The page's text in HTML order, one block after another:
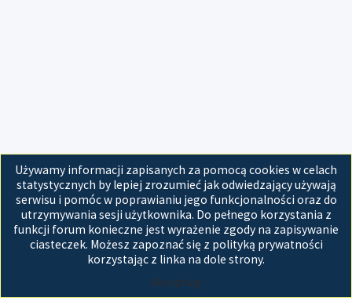
Używamy informacji zapisanych za pomocą cookies w celach
statystycznych by lepiej zrozumieć jak odwiedzający używają
serwisu i pomóc w poprawianiu jego funkcjonalności oraz do
utrzymywania sesji użytkownika. Do pełnego korzystania z
funkcji forum konieczne jest wyrażenie zgody na zapisywanie
ciasteczek. Możesz zapoznać się z polityką prywatności
korzystając z linka na dole strony.
Akceptuję